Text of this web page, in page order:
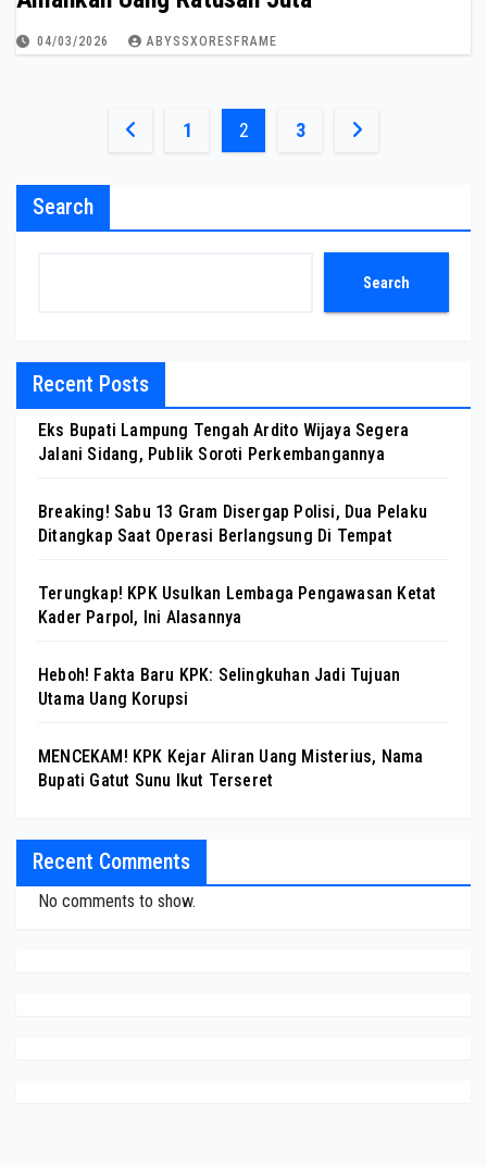
04/03/2026 ABYSSXORESFRAME
Posts
pagination
1 2 3
Search
Search
Recent Posts
Eks Bupati Lampung Tengah Ardito Wijaya Segera
Jalani Sidang, Publik Soroti Perkembangannya
Breaking! Sabu 13 Gram Disergap Polisi, Dua Pelaku
Ditangkap Saat Operasi Berlangsung Di Tempat
Terungkap! KPK Usulkan Lembaga Pengawasan Ketat
Kader Parpol, Ini Alasannya
Heboh! Fakta Baru KPK: Selingkuhan Jadi Tujuan
Utama Uang Korupsi
MENCEKAM! KPK Kejar Aliran Uang Misterius, Nama
Bupati Gatut Sunu Ikut Terseret
Recent Comments
No comments to show.